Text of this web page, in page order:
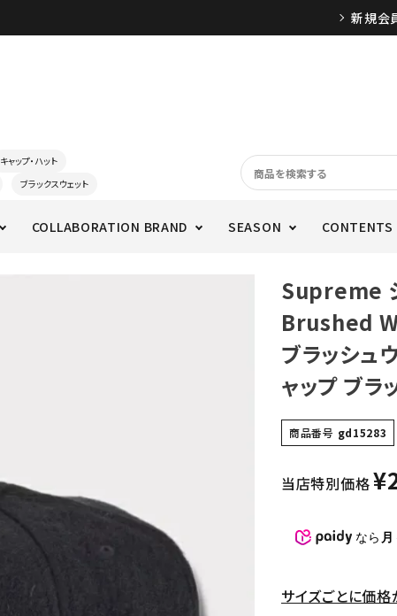
新規会
キャップ・ハット
ブラックスウェット
COLLABORATION BRAND SEASON CONTENTS
Supreme
Brushed
ブラッシュ
ャップ ブラ
商品番号 gd15283
当店特別価格¥
なら
サイズごとに価格